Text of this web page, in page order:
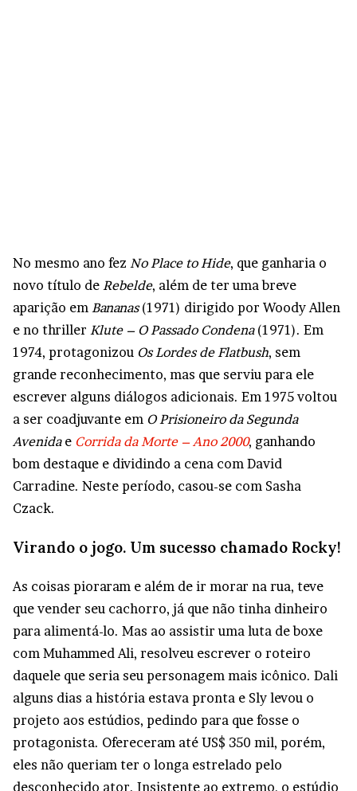
No mesmo ano fez No Place to Hide, que ganharia o
novo título de Rebelde, além de ter uma breve
aparição em Bananas(1971) dirigido por Woody Allen
e no thriller Klute – O Passado Condena(1971). Em
1974, protagonizou Os Lordes de Flatbush, sem
grande reconhecimento, mas que serviu para ele
escrever alguns diálogos adicionais. Em 1975 voltou
a ser coadjuvante em O Prisioneiro da Segunda
Avenidae Corrida da Morte – Ano 2000, ganhando
bom destaque e dividindo a cena com David
Carradine. Neste período, casou-se com Sasha
Czack.
Virando o jogo. Um sucesso chamado Rocky!
As coisas pioraram e além de ir morar na rua, teve
que vender seu cachorro, já que não tinha dinheiro
para alimentá-lo. Mas ao assistir uma luta de boxe
com Muhammed Ali, resolveu escrever o roteiro
daquele que seria seu personagem mais icônico. Dali
alguns dias a história estava pronta e Sly levou o
projeto aos estúdios, pedindo para que fosse o
protagonista. Ofereceram até US$ 350 mil, porém,
eles não queriam ter o longa estrelado pelo
desconhecido ator. Insistente ao extremo, o estúdio